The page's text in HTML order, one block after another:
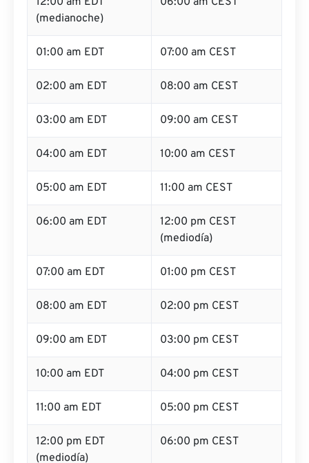
(medianoche)
01:00 am EDT 07:00 am CEST
02:00 am EDT 08:00 am CEST
03:00 am EDT 09:00 am CEST
04:00 am EDT 10:00 am CEST
05:00 am EDT 11:00 am CEST
06:00 am EDT
12:00 pm CEST
(mediodía)
07:00 am EDT 01:00 pm CEST
08:00 am EDT 02:00 pm CEST
09:00 am EDT 03:00 pm CEST
10:00 am EDT 04:00 pm CEST
11:00 am EDT 05:00 pm CEST
12:00 pm EDT
(mediodía)
06:00 pm CEST